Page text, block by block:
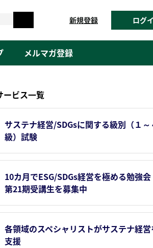
新規登録 ログ
メルマガ登録
ビス一覧
サステナ経営/SDGsに関する級別（１～
級）試験
10カ月でESG/SDGs経営を極める勉強
第21期受講生を募集中
各領域のスペシャリストがサステナ経
支援